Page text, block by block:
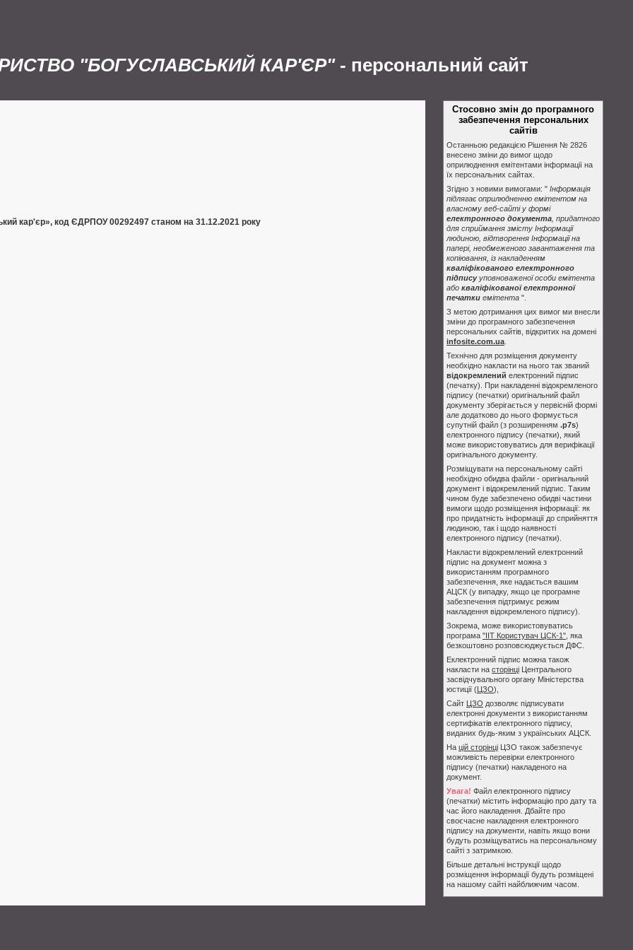
"БОГУСЛАВСЬКИЙ КАР'ЄР"- персональний сайт
кар'єр», код ЄДРПОУ 00292497 станом на 31.12.2021 року
Стосовно змін до програмного
забезпечення персональних
сайтів
Останньою редакцією Рішення № 2826
внесено зміни до вимог щодо
оприлюднення емітентами інформації на
їх персональних сайтах.
Згідно з новими вимогами: " Інформація
підлягає оприлюдненню емітентом на
власному веб-сайті у формі
електронного документа , придатного
для сприймання змісту Інформації
людиною, відтворення Інформації на
папері, необмеженого завантаження та
копіювання, із накладенням
кваліфікованого електронного
підписууповноваженої особи емітента
або кваліфікованої електронної
печатки емітента ".
З метою дотримання цих вимог ми внесли
зміни до програмного забезпечення
персональних сайтів, відкритих на домені
infosite.com.ua
Технічно для розміщення документу
необхідно накласти на нього так званий
відокремлений електронний підпис
(печатку). При накладенні відокремленого
підпису (печатки) оригінальний файл
документу зберігається у первісній формі
але додатково до нього формується
супутній файл (з розширенням .p7s)
електронного підпису (печатки), який
може використовуватись для верифікації
оригінального документу.
Розміщувати на персональному сайті
необхідно обидва файли - оригінальний
документ і відокремлений підпис. Таким
чином буде забезпечено обидві частини
вимоги щодо розміщення інформації: як
про придатність інформації до сприйняття
людиною, так і щодо наявності
електронного підпису (печатки).
Накласти відокремлений електронний
підпис на документ можна з
використанням програмного
забезпечення, яке надається вашим
АЦСК (у випадку, якщо це програмне
забезпечення підтримує режим
накладення відокремленого підпису).
Зокрема, може використовуватись
програма "ІІТ Користувач ЦСК-1" , яка
безкоштовно розповсюджується ДФС.
Еклектронний підпис можна також
накласти на сторінці Центрального
засвідчувального органу Міністерства
юстиції (ЦЗО),
Сайт ЦЗО дозволяє підписувати
електронні документи з використанням
сертифікатів електронного підпису,
виданих будь-яким з українських АЦСК.
На цій сторінці ЦЗО також забезпечує
можливість перевірки електронного
підпису (печатки) накладеного на
документ.
Увага! Файл електронного підпису
(печатки) містить інформацію про дату та
час його накладення. Дбайте про
своєчасне накладення електронного
підпису на документи, навіть якщо вони
будуть розміщуватись на персональному
сайті з затримкою.
Більше детальні інструкції щодо
розміщення інформації будуть розміщені
на нашому сайті найближчим часом.